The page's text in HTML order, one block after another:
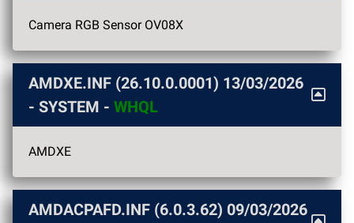
Camera RGB Sensor OV08X
AMDXE.INF (26.10.0.0001) 13/03/2026
- SYSTEM - WHQL
AMDXE
AMDACPAFD.INF (6.0.3.62) 09/03/2026